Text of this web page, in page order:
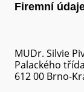
Firemní
MUDr. Silvie
Palackého
612 00 Brno-